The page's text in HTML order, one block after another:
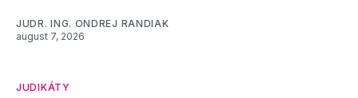
JUDR. ING. ONDREJ RANDIAK
august 7, 2026
JUDIKÁTY